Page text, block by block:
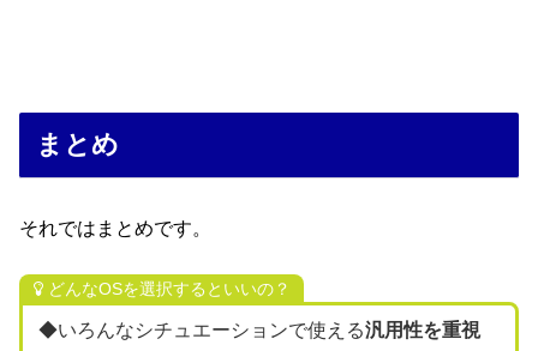
まとめ
それではまとめです。
どんなOSを選択するといいの？
◆いろんなシチュエーションで使える汎用性を重視